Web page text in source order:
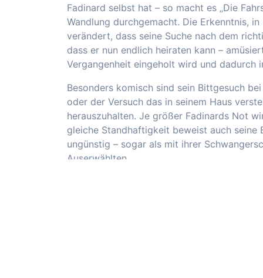
Fadinard selbst hat – so macht es „Die
Wandlung durchgemacht. Die Erkenntnis,
verändert, dass seine Suche nach dem
dass er nun endlich heiraten kann –
Vergangenheit eingeholt wird und dadurch
Besonders komisch sind sein Bittgesuch
oder der Versuch das in seinem Haus
herauszuhalten. Je größer Fadinards Not
gleiche Standhaftigkeit beweist auch seine
ungünstig – sogar als mit ihrer
Auserwählten.